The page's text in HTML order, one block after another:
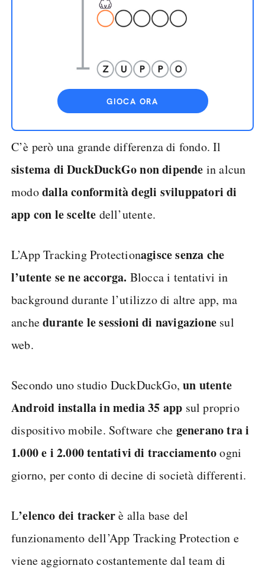
GIOCA ORA
C’è però una grande differenza di fondo. Il
sistema di DuckDuckGo non dipende in alcun
mododalla conformità degli sviluppatori di
app con le scelte dell’utente.
L’App Tracking Protectionagisce senza che
l’utente se ne accorga. Blocca i tentativi in
background durante l’utilizzo di altre app, ma
anchedurante le sessioni di navigazione sul
web.
Secondo uno studio DuckDuckGo,un utente
Android installa in media 35 app sul proprio
dispositivo mobile. Software che generano tra i
1.000 e i 2.000 tentativi di tracciamentoogni
giorno, per conto di decine di società differenti.
L’elenco dei trackerè alla base del
funzionamento dell’App Tracking Protection e
viene aggiornato costantemente dal team di